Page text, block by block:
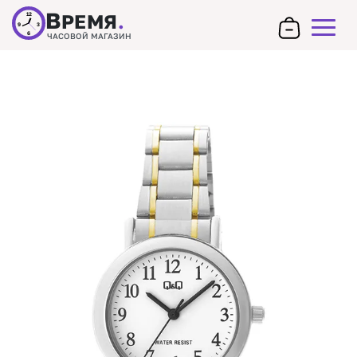
12
3
6
9 ВРЕМЯ.
ЧАСОВОЙ МАГАЗИН